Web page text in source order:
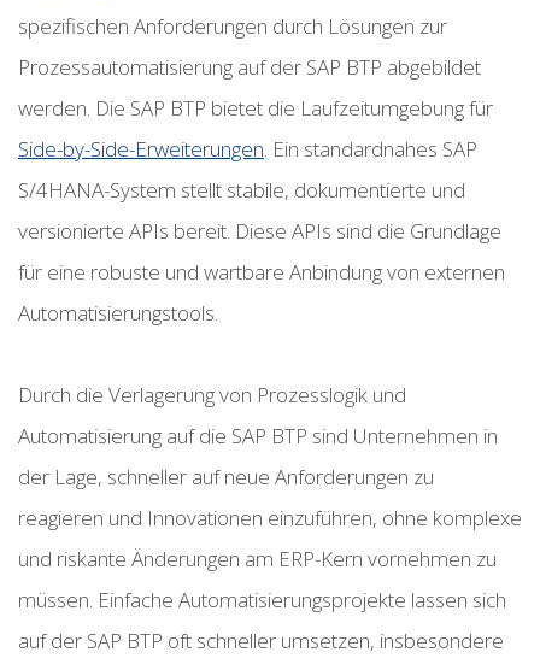
spezifischen Anforderungen durch Lösungen zur
Prozessautomatisierung auf der SAP BTP abgebildet
werden. Die SAP BTP bietet die Laufzeitumgebung für
Side-by-Side-Erweiterungen. Ein standardnahes SAP
S/4HANA-System stellt stabile, dokumentierte und
versionierte APIs bereit. Diese APIs sind die Grundlage
für eine robuste und wartbare Anbindung von externen
Automatisierungstools.
Durch die Verlagerung von Prozesslogik und
Automatisierung auf die SAP BTP sind Unternehmen in
der Lage, schneller auf neue Anforderungen zu
reagieren und Innovationen einzuführen, ohne komplexe
und riskante Änderungen am ERP-Kern vornehmen zu
müssen. Einfache Automatisierungsprojekte lassen sich
auf der SAP BTP oft schneller umsetzen, insbesondere